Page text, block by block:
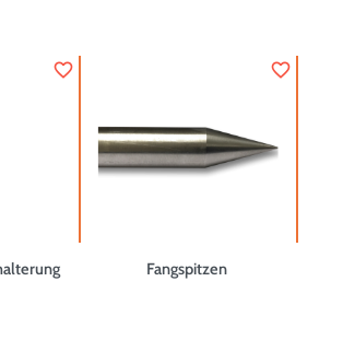
favorite_border
Fangspitzen
favorite_border